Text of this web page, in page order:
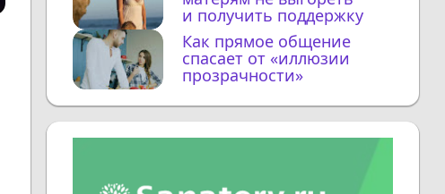
и получить поддержку
Как прямое общение
спасает от «иллюзии
прозрачности»